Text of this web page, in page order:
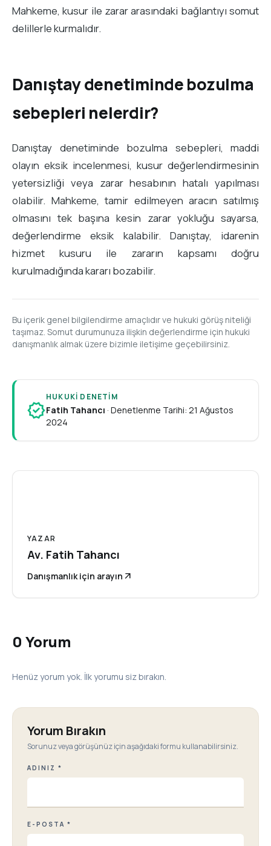
Mahkeme, kusur ile zarar arasındaki bağlantıyı somut
delillerle kurmalıdır.
Danıştay denetiminde bozulma
sebepleri nelerdir?
Danıştay denetiminde bozulma sebepleri, maddi
olayın eksik incelenmesi, kusur değerlendirmesinin
yetersizliği veya zarar hesabının hatalı yapılması
olabilir. Mahkeme, tamir edilmeyen aracın satılmış
olmasını tek başına kesin zarar yokluğu sayarsa,
değerlendirme eksik kalabilir. Danıştay, idarenin
hizmet kusuru ile zararın kapsamı doğru
kurulmadığında kararı bozabilir.
Bu içerik genel bilgilendirme amaçlıdır ve hukuki görüş niteliği
taşımaz. Somut durumunuza ilişkin değerlendirme için hukuki
danışmanlık almak üzere bizimle iletişime geçebilirsiniz.
verified
HUKUKI DENETIM
Fatih Tahancı · Denetlenme Tarihi: 21 Ağustos
2024
YAZAR
Av. Fatih Tahancı
Danışmanlık için arayın arrow_outward
0 Yorum
Henüz yorum yok. İlk yorumu siz bırakın.
Yorum Bırakın
Sorunuz veya görüşünüz için aşağıdaki formu kullanabilirsiniz.
ADINIZ *
E-POSTA *